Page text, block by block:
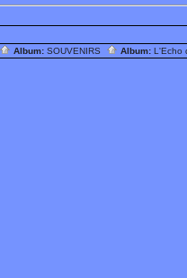
Album: SOUVENIRS Album: L'Echo